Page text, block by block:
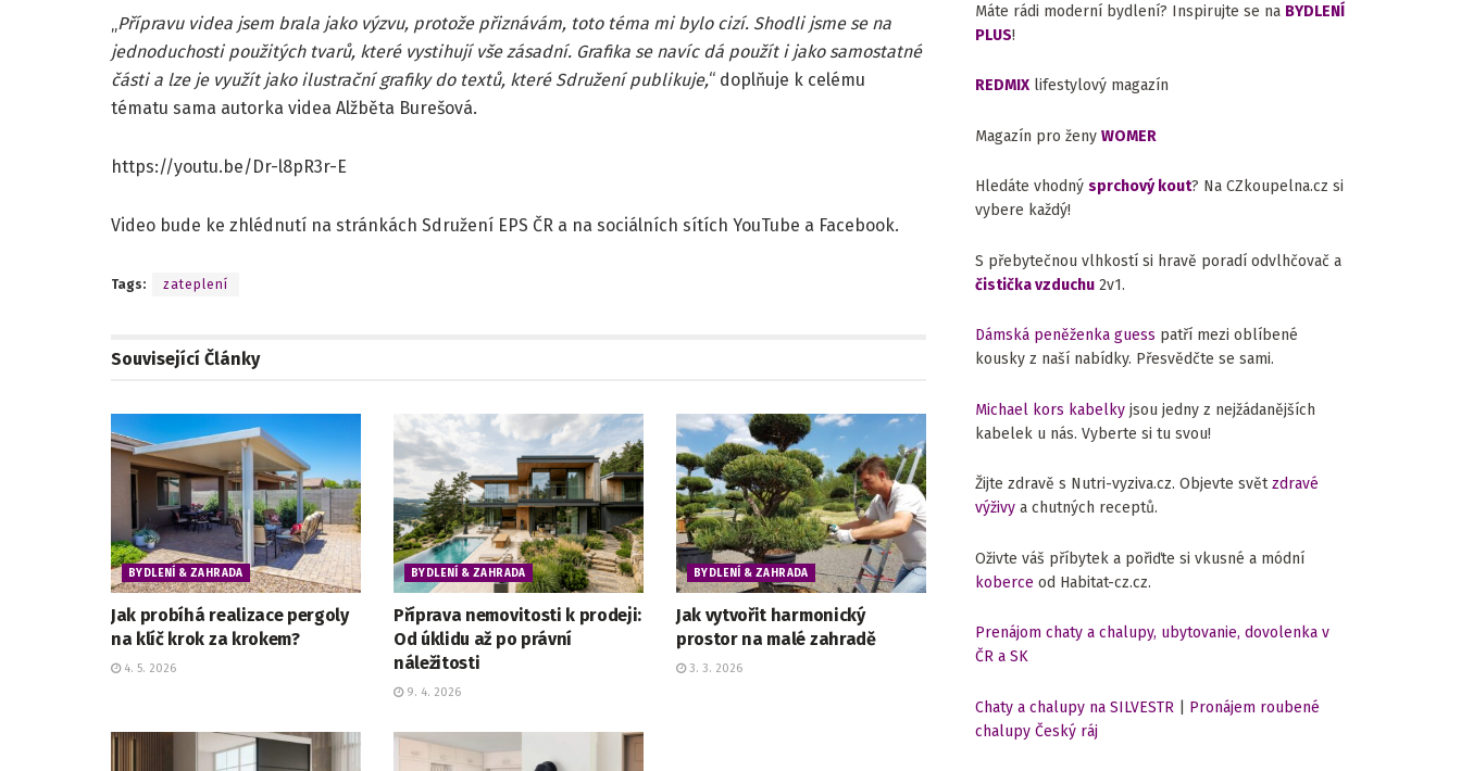
„Přípravu videa jsem brala jako výzvu, protože přiznávám, toto téma mi bylo cizí. Shodli jsme se na
jednoduchosti použitých tvarů, které vystihují vše zásadní. Grafika se navíc dá použít i jako samostatné
části a lze je využít jako ilustrační grafiky do textů, které Sdružení publikuje,“ doplňuje k celému
tématu sama autorka videa Alžběta Burešová.
https://youtu.be/Dr-l8pR3r-E
Video bude ke zhlédnutí na stránkách Sdružení EPS ČR a na sociálních sítích YouTube a Facebook.
Tags: zateplení
Související Články
BYDLENÍ & ZAHRADA
Jak probíhá realizace pergoly
na klíč krok za krokem?
4. 5. 2026
BYDLENÍ & ZAHRADA
Příprava nemovitosti k prodeji:
Od úklidu až po právní
náležitosti
9. 4. 2026
BYDLENÍ & ZAHRADA
Jak vytvořit harmonický
prostor na malé zahradě
3. 3. 2026
Máte rádi moderní bydlení? Inspirujte se na BYDLENÍ
PLUS!
REDMIX lifestylový magazín
Magazín pro ženy WOMER
Hledáte vhodný sprchový kout? Na CZkoupelna.cz si
vybere každý!
S přebytečnou vlhkostí si hravě poradí odvlhčovač a
čistička vzduchu 2v1.
Dámská peněženka guess patří mezi oblíbené
kousky z naší nabídky. Přesvědčte se sami.
Michael kors kabelky jsou jedny z nejžádanějších
kabelek u nás. Vyberte si tu svou!
Žijte zdravě s Nutri-vyziva.cz. Objevte světzdravé
výživy a chutných receptů.
Oživte váš příbytek a pořiďte si vkusné a módní
koberce od Habitat-cz.cz.
Prenájom chaty a chalupy, ubytovanie, dovolenka v
ČR a SK
Chaty a chalupy na SILVESTR
Pronájem roubené
chalupy Český ráj